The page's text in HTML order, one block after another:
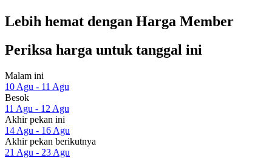
Lebih hemat dengan Harga Member
Periksa harga untuk tanggal ini
Malam ini
10 Agu - 11 Agu
Besok
11 Agu - 12 Agu
Akhir pekan ini
14 Agu - 16 Agu
Akhir pekan berikutnya
21 Agu - 23 Agu